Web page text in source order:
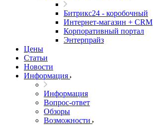
Битрикс24 - коробочный
Интернет-магазин + CRM
Корпоративный портал
Энтерпрайз
Цены
Статьи
Новости
Информация
Информация
Вопрос-ответ
Обзоры
Возможности